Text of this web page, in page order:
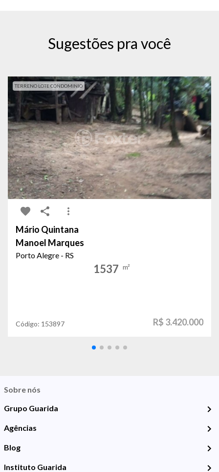
Sugestões pra você
TERRENO LOTE CONDOMINIO
Mário Quintana
Manoel Marques
Porto Alegre - RS
1537 m²
Código: 153897 R$ 3.420.000
Sobre nós
Grupo Guarida
Agências
Blog
Instituto Guarida